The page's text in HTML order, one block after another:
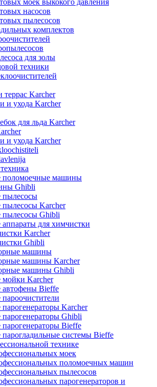
моек выкокого давления
насосов
пылесосов
комплектов
для золы
техники
террас Karcher
и ухода Karcher
для льда Karcher
и ухода Karcher
поломоечные машины
Ghibli
пылесосы
Karcher
пылесосы Ghibli
для химчистки
Karcher
Ghibli
машины
машины Karcher
машины Ghibli
мойки Karcher
автофены Bieffe
Karcher
Ghibli
Bieffe
системы Bieffe
технике
моек
поломоечных машин
пылесосов
парогенераторов и